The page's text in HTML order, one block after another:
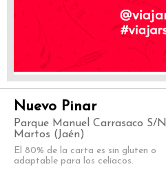
Nuevo Pinar
Parque Manuel Carrasaco S/N
Martos (Jaén)
El 80% de la carta es sin gluten o
adaptable para los celiacos.